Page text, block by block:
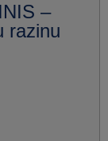
–
razinu